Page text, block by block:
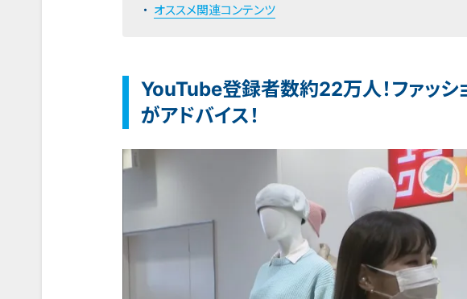
オススメ関連コンテンツ
YouTube登録者数約22万人！ファッシ
がアドバイス！